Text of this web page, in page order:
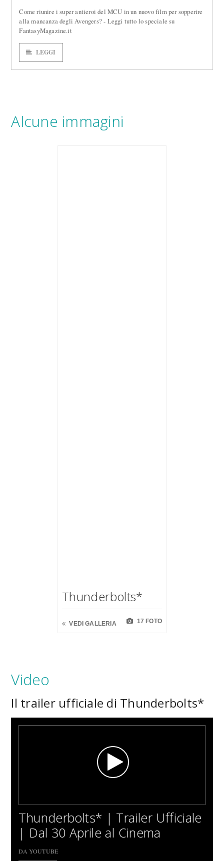
Come riunire i super antieroi del MCU in un nuovo film per sopperire
alla mancanza degli Avengers? - Leggi tutto lo speciale su
FantasyMagazine.it
LEGGI
Alcune immagini
Thunderbolts*
VEDI GALLERIA 17 FOTO
Video
Il trailer ufficiale di Thunderbolts*
Thunderbolts* | Trailer Ufficiale
| Dal 30 Aprile al Cinema
DA YOUTUBE